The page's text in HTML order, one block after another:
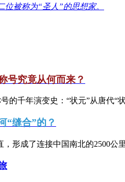
被称为“圣人”的思想家。
号究竟从何而来？
的千年演变史：“状元”从唐代“
“缝合”的？
形成了连接中国南北的2500公